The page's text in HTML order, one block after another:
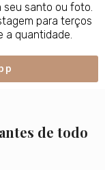
seu santo ou foto.
para terços
a quantidade.
de todo